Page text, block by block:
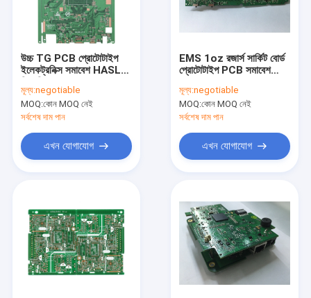
পণ্য
আমাদের সম্পর্কে
কারখানা ভ্রমণ
উচ্চ TG PCB প্রোটোটাইপ
ইলেকট্রনিক্স সমাবেশ HASL
মূল্য:negotiable
MOQ:কোন MOQ নেই
সর্বশেষ দাম পান
এখন যোগাযোগ
EMS 1oz রজার্স সার্কিট বোর্ড
প্রোটোটাইপ PCB সমাবেশ
মূল্য:negotiable
MOQ:কোন MOQ নেই
সর্বশেষ দাম পান
এখন যোগাযোগ